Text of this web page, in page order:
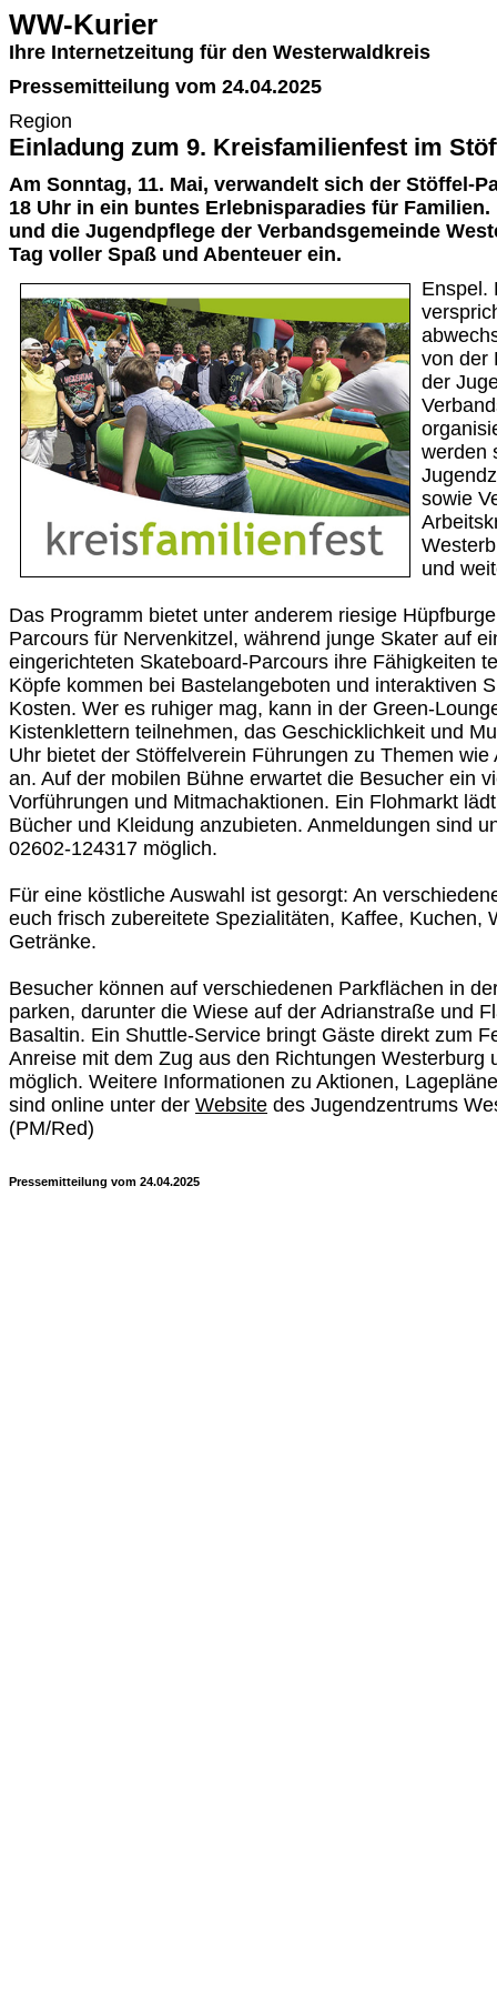
WW-Kurier
Ihre Internetzeitung für den Westerwaldkreis
Pressemitteilung vom 24.04.2025
Region
Einladung zum 9. Kreisfamilienfest im
Am Sonntag, 11. Mai, verwandelt sich der Stöffel-
18 Uhr in ein buntes Erlebnisparadies für
und die Jugendpflege der Verbandsgemeinde
Tag voller Spaß und Abenteuer ein.
Enspel.
von der
der
werden
sowie
und
Das Programm bietet unter anderem riesige
Parcours für Nervenkitzel, während junge Skater auf
eingerichteten Skateboard-Parcours ihre Fähigkeiten
Köpfe kommen bei Bastelangeboten und interaktiven
Kosten. Wer es ruhiger mag, kann in der Green-
Kistenklettern teilnehmen, das Geschicklichkeit und
Uhr bietet der Stöffelverein Führungen zu Themen
an. Auf der mobilen Bühne erwartet die Besucher ein
Vorführungen und Mitmachaktionen. Ein Flohmarkt
Bücher und Kleidung anzubieten. Anmeldungen sind
02602-124317 möglich.
Für eine köstliche Auswahl ist gesorgt: An
euch frisch zubereitete Spezialitäten, Kaffee, Kuchen,
Getränke.
Besucher können auf verschiedenen Parkflächen in
parken, darunter die Wiese auf der Adrianstraße und
Basaltin. Ein Shuttle-Service bringt Gäste direkt zum
Anreise mit dem Zug aus den Richtungen Westerburg
möglich. Weitere Informationen zu Aktionen,
sind online unter der Website des Jugendzentrums
(PM/Red)
Pressemitteilung vom 24.04.2025